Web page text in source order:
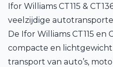
Ifor Williams CT115 &
veelzijdige
De Ifor Williams CT115 en
compacte en
transport van auto’s,